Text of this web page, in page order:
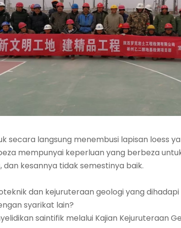
secara langsung menembusi lapisan loess
mempunyai keperluan yang berbeza
kesannya tidak semestinya baik.
dan kejuruteraan geologi yang
syarikat lain?
saintifik melalui Kajian Kejuruteraan